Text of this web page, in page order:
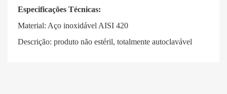
Especificações Técnicas:
Material: Aço inoxidável AISI 420
Descrição: produto não estéril, totalmente autoclavável